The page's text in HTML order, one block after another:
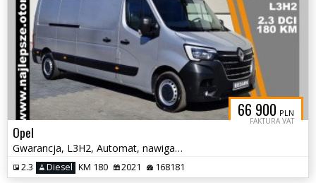
66 900 PLN
FAKTURA VAT
Opel
Gwarancja, L3H2, Automat, nawigacja, kamera cofania, tempomat, klima
2.3 Diesel KM 180 2021 168181